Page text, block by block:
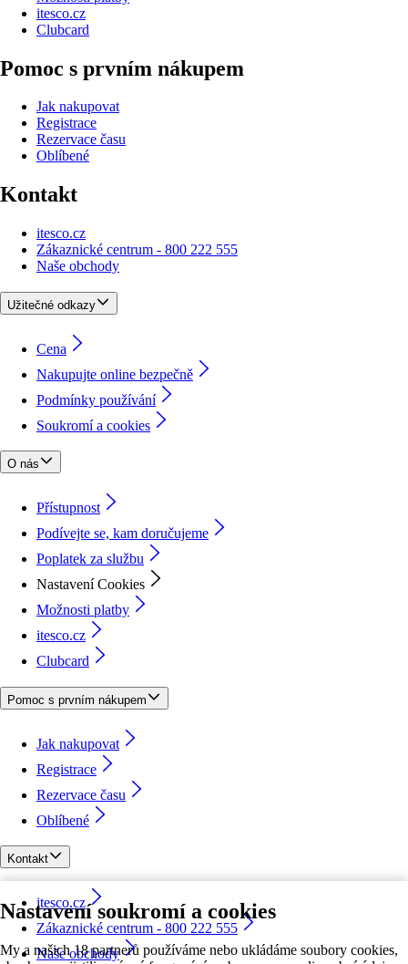
Nastavení soukromí a cookies
My a našich 18 partnerů používáme nebo ukládáme soubory cookies,
itesco.cz
Clubcard
Pomoc s prvním nákupem
Jak nakupovat
Registrace
Rezervace času
Oblíbené
Kontakt
itesco.cz
Zákaznické centrum - 800 222 555
Naše obchody
Užitečné odkazy
Cena
Nakupujte online bezpečně
Podmínky používání
Soukromí a cookies
O nás
Přístupnost
Podívejte se, kam doručujeme
Poplatek za službu
Nastavení Cookies
Možnosti platby
itesco.cz
Clubcard
Pomoc s prvním nákupem
Jak nakupovat
Registrace
Rezervace času
Oblíbené
Kontakt
itesco.cz
Zákaznické centrum - 800 222 555
Naše obchody